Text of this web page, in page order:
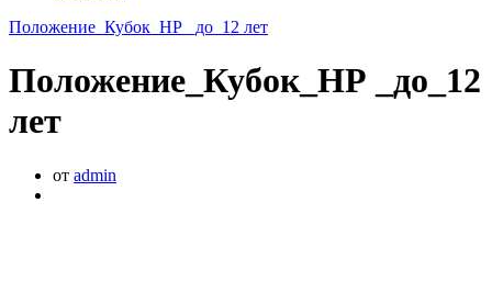
Положение_Кубок_НР _до_12 лет
Положение_Кубок_НР _до_12
лет
от admin